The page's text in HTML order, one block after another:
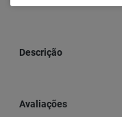
Descrição
Avaliações